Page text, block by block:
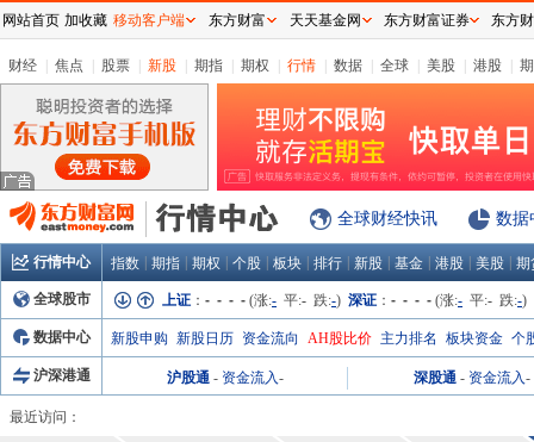
财经 焦点 股票 新股 期指 期权 行情 数据 全球 美股 港股
全球财经快讯 数据
行情中心 指数 期指 期权 个股 板块 排行 新股 基金 港股 美股 期
全球股市 上证 ： - - - - (涨:- 平:- 跌:-) 深证 ： - - - - (涨:- 平:- 跌:-)
数据中心 新股申购 新股日历 资金流向 AH股比价 主力排名 板块资金 个
沪深港通 沪股通 - 资金流入- 深股通 - 资金流入-
最近访问：
网站首页 加收藏 移动客户端 东方财富 天天基金网 东方财富证券 东方